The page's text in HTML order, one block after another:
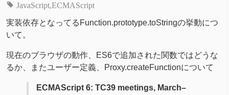
JavaScript ECMAScript
実装依存となってるFunction.prototype.toStringの挙動につ
いて。
現在のブラウザの動作、ES6で追加された関数ではどうな
るか、またユーザー定義、Proxy.createFunctionについて
ECMAScript 6: TC39 meetings, March–